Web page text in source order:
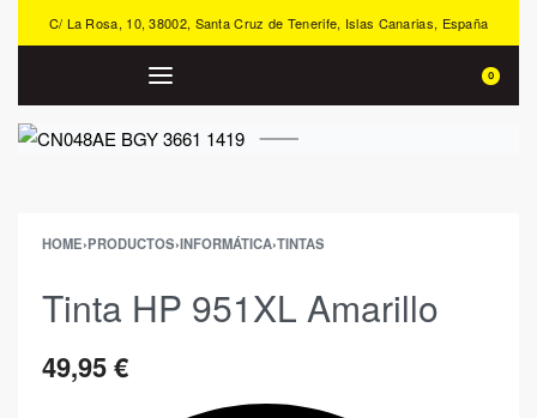
C/ La Rosa, 10, 38002, Santa Cruz de Tenerife, Islas Canarias, España
0
HOME›PRODUCTOS›INFORMÁTICA›TINTAS
Tinta HP 951XL Amarillo
49,95€